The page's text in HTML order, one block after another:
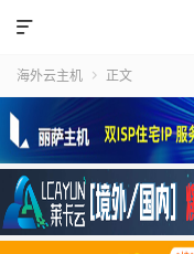

海外云主机  正文